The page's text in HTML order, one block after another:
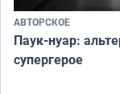
АВТОРСКОЕ
Паук-нуар:
супергерое